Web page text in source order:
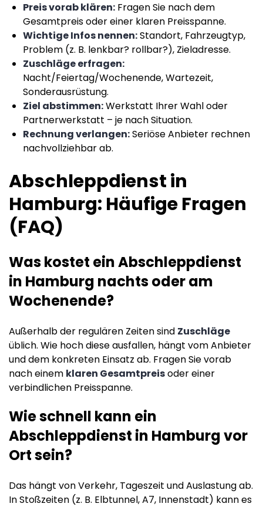
Preis vorab klären: Fragen Sie nach dem
Gesamtpreis oder einer klaren Preisspanne.
Wichtige Infos nennen:Standort, Fahrzeugtyp,
Problem (z. B. lenkbar? rollbar?), Zieladresse.
Zuschläge erfragen:
Nacht/Feiertag/Wochenende, Wartezeit,
Sonderausrüstung.
Ziel abstimmen:Werkstatt Ihrer Wahl oder
Partnerwerkstatt – je nach Situation.
Rechnung verlangen:Seriöse Anbieter rechnen
nachvollziehbar ab.
Abschleppdienst in
Hamburg: Häufige Fragen
(FAQ)
Was kostet ein Abschleppdienst
in Hamburg nachts oder am
Wochenende?
Außerhalb der regulären Zeiten sind Zuschläge
üblich. Wie hoch diese ausfallen, hängt vom Anbieter
und dem konkreten Einsatz ab. Fragen Sie vorab
nach einem klaren Gesamtpreisoder einer
verbindlichen Preisspanne.
Wie schnell kann ein
Abschleppdienst in Hamburg vor
Ort sein?
Das hängt von Verkehr, Tageszeit und Auslastung ab.
In Stoßzeiten (z. B. Elbtunnel, A7, Innenstadt) kann es